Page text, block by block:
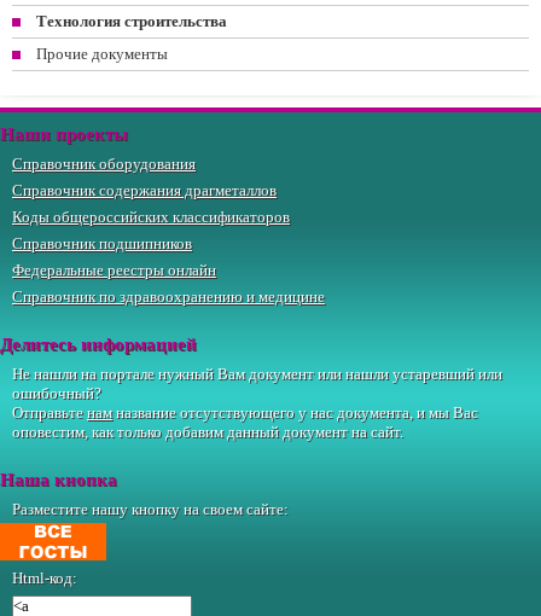
Технология строительства
Прочие документы
Наши проекты
Справочник оборудования
Справочник содержания драгметаллов
Коды общероссийских классификаторов
Справочник подшипников
Федеральные реестры онлайн
Справочник по здравоохранению и медицине
Делитесь информацией
Не нашли на портале нужный Вам документ или нашли устаревший или
ошибочный?
Отправьтенамназвание отсутствующего у нас документа, и мы Вас
оповестим, как только добавим данный документ на сайт.
Наша кнопка
Разместите нашу кнопку на своем сайте:
Html-код: